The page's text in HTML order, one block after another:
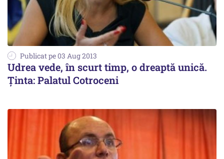
Publicat pe 03 Aug 2013
Udrea vede, în scurt timp, o dreaptă unică.
Ținta: Palatul Cotroceni